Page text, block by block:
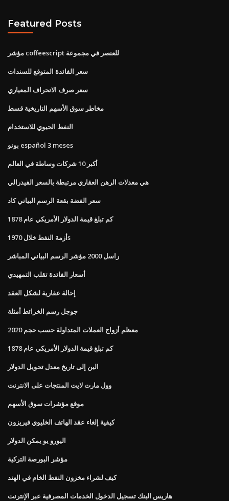
Featured Posts
مؤشر coffeescript للعنصر في مجموعة
سعر الفائدة المتوقع للسندات
سعر صرف الانحراف المعياري
مخاطر سوق الأسهم التاريخية قسط
النفط الحيوي للاستخدام
بونو español 3 meses
أكبر 10 شركات وساطة في العالم
هي معدلات الرهن العقاري مرتبطة بالسعر الفيدرالي
سعر الفضة بقعة الرسم البياني كاد
كم تبلغ قيمة الدولار الأمريكي عام 1878
أزمة النفط خلال 1970s
راسل 2000 مؤشر الرسم البياني المباشر
أسعار الفائدة تقلب التمهيدي
إحالة عقارية لشكل العقد
جوجل رسم الخرائط أمثلة
معظم أزواج العملات المتداولة حسب حجم 2020
كم تبلغ قيمة الدولار الأمريكي عام 1878
الين إلى تاريخ معدل تحويل الدولار
وول مارت لايت المنتجات على الانترنت
موقع مؤشرات سوق الأسهم
كيفية إلغاء عقد الهاتف الخليوي فيريزون
اليورو يو يمكن الدولار
مؤشر البورصة التركية
كيف لشراء مخزون النفط الخام في الهند
هاريس البنك تسجيل الدخول الخدمات المصرفية عبر الإنترنت